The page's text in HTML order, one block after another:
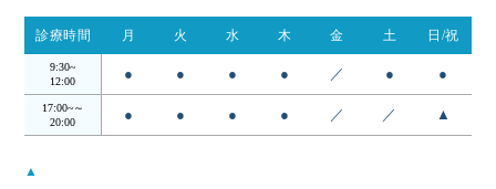
診療時間 月 火 水 木 金 土 日/祝
9:30~
12:00
● ● ● ● ／ ● ●
17:00~～
20:00
● ● ● ● ／ ／ ▲
▲